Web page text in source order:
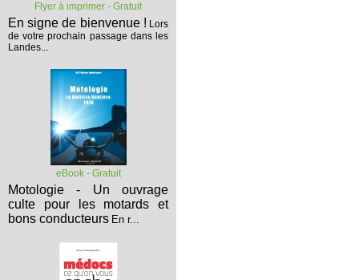
Flyer à imprimer - Gratuit
En signe de bienvenue ! Lors
de votre prochain passage dans les
Landes...
eBook - Gratuit
Motologie - Un ouvrage
culte pour les motards et
bons conducteurs En r...